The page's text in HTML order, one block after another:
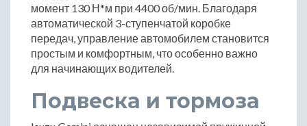
момент 130 Н*м при 4400 об/мин. Благодаря
автоматической 3-ступенчатой коробке
передач, управление автомобилем становится
простым и комфортным, что особенно важно
для начинающих водителей.
Подвеска и тормоза